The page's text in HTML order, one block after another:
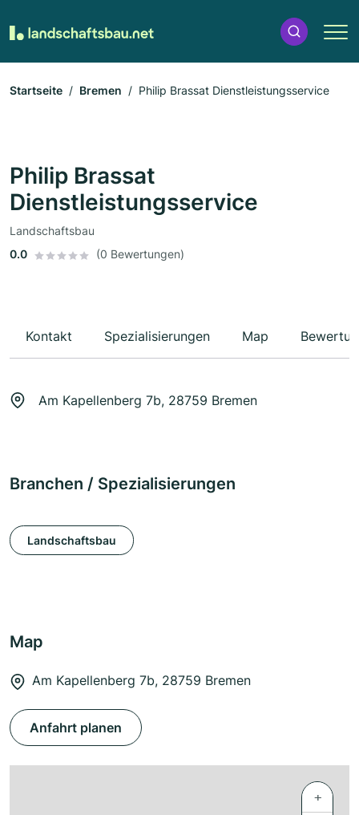
Startseite Bremen Philip Brassat Dienstleistungsservice
Philip Brassat
Dienstleistungsservice
Landschaftsbau
0.0
(0 Bewertungen)
Kontakt Spezialisierungen Map
Am Kapellenberg 7b, 28759 Bremen
Branchen / Spezialisierungen
Landschaftsbau
Map
Am Kapellenberg 7b, 28759 Bremen
Anfahrt planen
+